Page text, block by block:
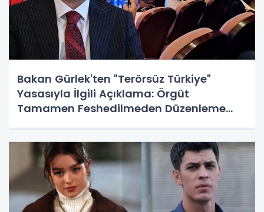
Bakan Gürlek'ten "Terörsüz Türkiye"
Yasasıyla İlgili Açıklama: Örgüt
Tamamen Feshedilmeden Düzenleme